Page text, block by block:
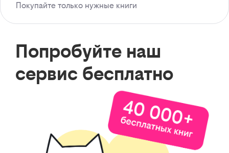
Покупайте только нужные книги
Попробуйте наш
сервис бесплатно